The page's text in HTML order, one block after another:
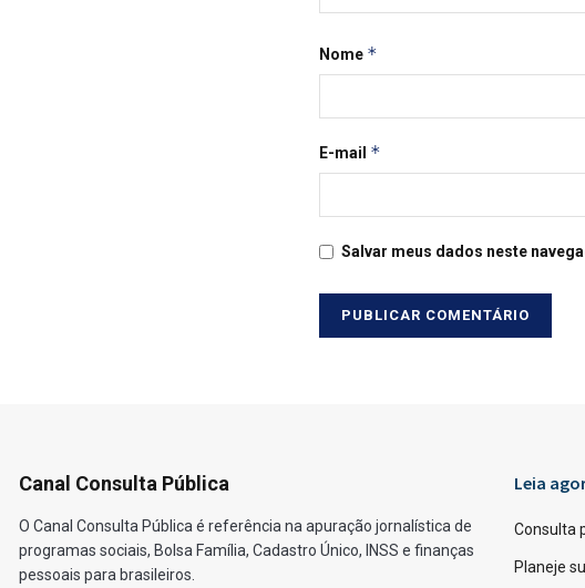
Nome *
E-mail *
Salvar meus dados neste
Canal Consulta Pública
O Canal Consulta Pública é referência na apuração jornalística de
programas sociais, Bolsa Família, Cadastro Único, INSS e finanças
pessoais para brasileiros.
Leia
Consulta
Planeje